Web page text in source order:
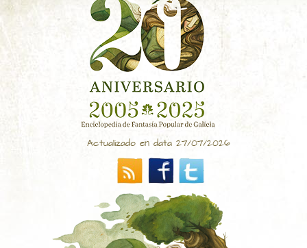
Actualizado en data 27/07/2026